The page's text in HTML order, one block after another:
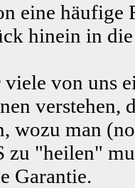
eine häufige
hinein in
von uns
verstehen,
wozu man
zu "heilen"
Garantie.